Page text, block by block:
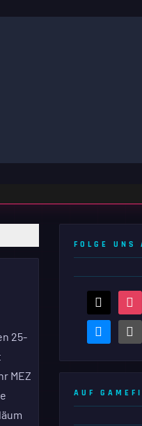
25-
MEZ
FOLGE UNS
threads
bluesky
AUF